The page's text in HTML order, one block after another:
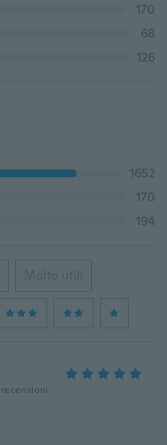
170
68
126
1652
170
194
Molto utili
recensioni